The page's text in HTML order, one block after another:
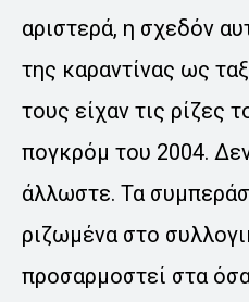
αριστερά, η σχεδόν
της καραντίνας ως
τους είχαν τις ρίζες
πογκρόμ του 2004.
άλλωστε. Τα
ριζωμένα στο
προσαρμοστεί στα